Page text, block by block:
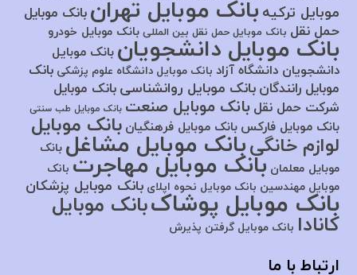
موبایل ترکیه بانک موبایل تهران بانک موبایل
حمل نقل بانک موبایل حمل نقل بین المللی بانک موبایل خودرو
بانک موبایل دانشجویان بانک موبایل
دانشجویان دانشگاه آزاد بانک موبایل دانشگاه علوم پزشکی بانک
موبایل رانندگان بانک موبایل روانشناسی بانک موبایل
شرکت حمل نقل بانک موبایل صنعت بانک موبایل طب سنتی
بانک موبایل فارکس بانک موبایل فرهنگیان بانک موبایل
لوازم خانگیبانک موبایل مشاغلبانک
موبایل معلمان بانک موبایل مهاجرت بانک
موبایل مهندسین بانک موبایل نحوه اپلای بانک موبایل پزشکان
بانک موبایل پوشاکبانک موبایل
کانادا بانک موبایل گرفتن پذیرش
ارتباط با ما